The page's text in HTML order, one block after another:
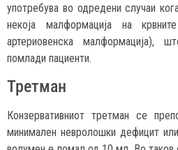
употребува во одредени случаи
некоја малформација на
артериовенска малформација),
помлади пациенти.
Третман
Конзервативниот третман се
минимален невролошки дефицит